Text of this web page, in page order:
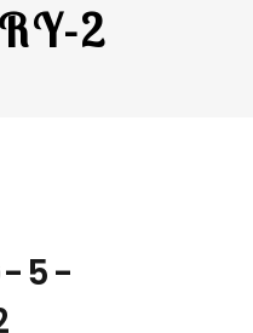
2
5-